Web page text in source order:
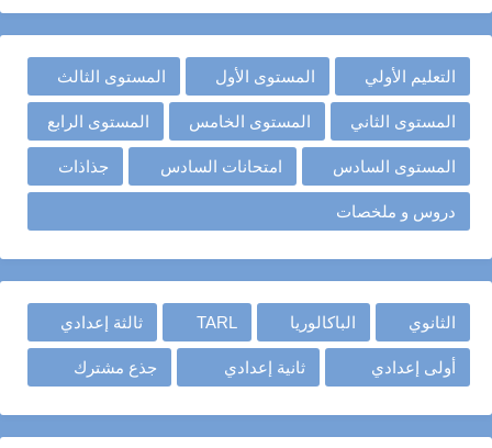
التعليم الأولي المستوى الأول المستوى الثالث
المستوى الثاني المستوى الخامس المستوى الرابع
المستوى السادس امتحانات السادس جذاذات
دروس و ملخصات
الثانوي الباكالوريا TARL ثالثة إعدادي
أولى إعدادي ثانية إعدادي جذع مشترك